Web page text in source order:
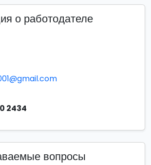
о работодателе
2434
вопросы